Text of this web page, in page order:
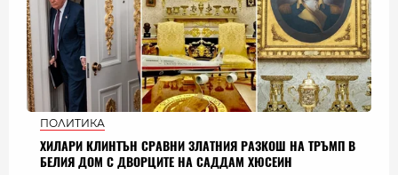
ПОЛИТИКА
ХИЛАРИ КЛИНТЪН СРАВНИ ЗЛАТНИЯ РАЗКОШ НА ТРЪМП В
БЕЛИЯ ДОМ С ДВОРЦИТЕ НА САДДАМ ХЮСЕИН